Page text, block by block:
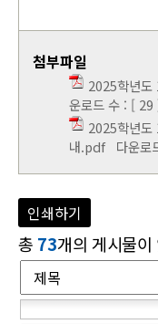
첨부파일
2025학년도
운로드 수 : [ 29
2025학년도
내.pdf다운로
인쇄하기
총 73개의 게시물이